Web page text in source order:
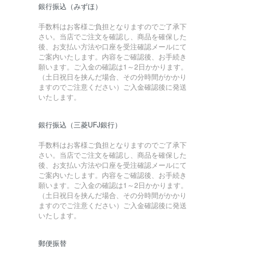
銀行振込（みずほ）
手数料はお客様ご負担となりますのでご了承下
さい。当店でご注文を確認し、商品を確保した
後、お支払い方法や口座を受注確認メールにて
ご案内いたします。内容をご確認後、お手続き
願います。ご入金の確認は1～2日かかります。
（土日祝日を挟んだ場合、その分時間がかかり
ますのでご注意ください）ご入金確認後に発送
いたします。
銀行振込（三菱UFJ銀行）
手数料はお客様ご負担となりますのでご了承下
さい。当店でご注文を確認し、商品を確保した
後、お支払い方法や口座を受注確認メールにて
ご案内いたします。内容をご確認後、お手続き
願います。ご入金の確認は1～2日かかります。
（土日祝日を挟んだ場合、その分時間がかかり
ますのでご注意ください）ご入金確認後に発送
いたします。
郵便振替